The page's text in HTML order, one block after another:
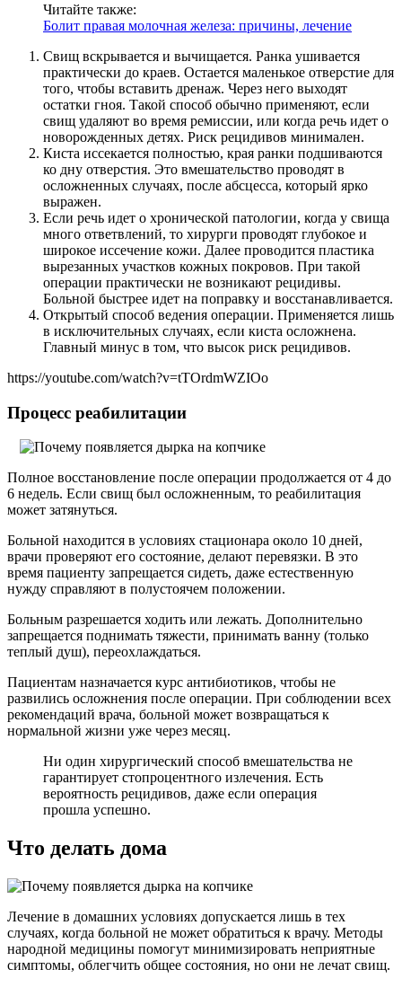
Читайте также:
Болит правая молочная железа: причины, лечение
Свищ вскрывается и вычищается. Ранка ушивается
практически до краев. Остается маленькое отверстие для
того, чтобы вставить дренаж. Через него выходят
остатки гноя. Такой способ обычно применяют, если
свищ удаляют во время ремиссии, или когда речь идет о
новорожденных детях. Риск рецидивов минимален.
Киста иссекается полностью, края ранки подшиваются
ко дну отверстия. Это вмешательство проводят в
осложненных случаях, после абсцесса, который ярко
выражен.
Если речь идет о хронической патологии, когда у свища
много ответвлений, то хирурги проводят глубокое и
широкое иссечение кожи. Далее проводится пластика
вырезанных участков кожных покровов. При такой
операции практически не возникают рецидивы.
Больной быстрее идет на поправку и восстанавливается.
Открытый способ ведения операции. Применяется лишь
в исключительных случаях, если киста осложнена.
Главный минус в том, что высок риск рецидивов.
https://youtube.com/watch?v=tTOrdmWZIOo
Процесс реабилитации
Полное восстановление после операции продолжается от 4 до
6 недель. Если свищ был осложненным, то реабилитация
может затянуться.
Больной находится в условиях стационара около 10 дней,
врачи проверяют его состояние, делают перевязки. В это
время пациенту запрещается сидеть, даже естественную
нужду справляют в полустоячем положении.
Больным разрешается ходить или лежать. Дополнительно
запрещается поднимать тяжести, принимать ванну (только
теплый душ), переохлаждаться.
Пациентам назначается курс антибиотиков, чтобы не
развились осложнения после операции. При соблюдении всех
рекомендаций врача, больной может возвращаться к
нормальной жизни уже через месяц.
Ни один хирургический способ вмешательства не
гарантирует стопроцентного излечения. Есть
вероятность рецидивов, даже если операция
прошла успешно.
Что делать дома
Лечение в домашних условиях допускается лишь в тех
случаях, когда больной не может обратиться к врачу. Методы
народной медицины помогут минимизировать неприятные
симптомы, облегчить общее состояния, но они не лечат свищ.